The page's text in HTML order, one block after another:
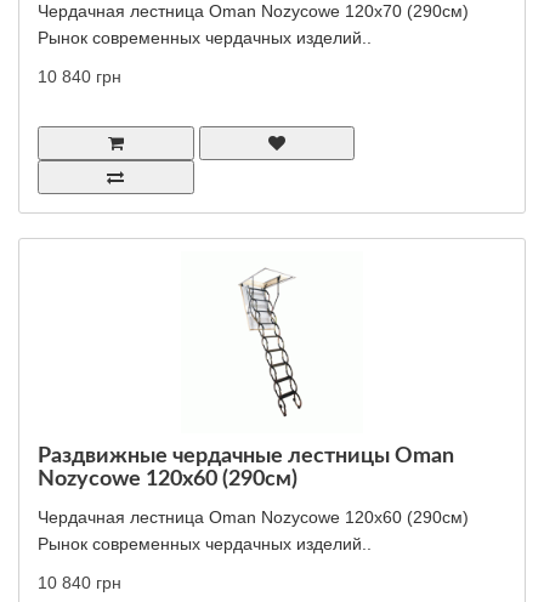
Чердачная лестница Oman Nozycowe 120x70 (290см)
Рынок современных чердачных изделий..
10 840 грн
Раздвижные чердачные лестницы Oman
Nozycowe 120x60 (290см)
Чердачная лестница Oman Nozycowe 120x60 (290см)
Рынок современных чердачных изделий..
10 840 грн